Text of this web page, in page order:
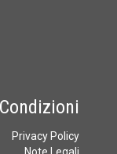
Privacy Policy